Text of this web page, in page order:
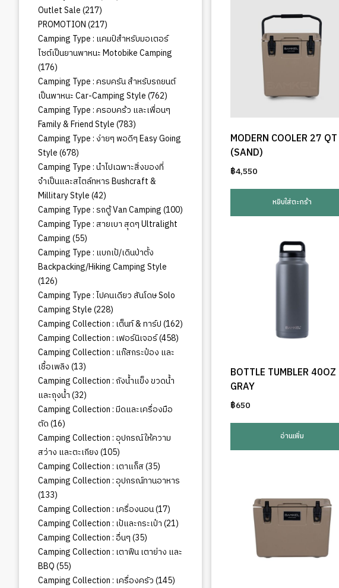
Outlet Sale 217217
สินค้า
PROMOTION 217217
สินค้า
Camping Type : แคมป์สำหรับมอเตอร์
ไซต์เป็นยานพาหนะ Motobike Camping
176176
สินค้า
Camping Type : ครบครัน สำหรับรถยนต์
เป็นพาหนะ Car-Camping Style 762762
สินค้า
Camping Type : ครอบคร้ว และเพื่อนๆ
Family & Friend Style 783783
สินค้า
Camping Type : ง่ายๆ พอดีๆ Easy Going
Style 678678
สินค้า
Camping Type : นำไปเฉพาะสิ่งของที่
จำเป็นและสไตล์ทหาร Bushcraft &
Millitary Style 4242
สินค้า
Camping Type : รถตู้ Van Camping 100100
Camping Type : สายเบา สุดๆ Ultralight
Camping 5555
สินค้า
Camping Type : แบกเป้/เดินป่าตั้ง
Backpacking/Hiking Camping Style
126126
สินค้า
Camping Type : ไปคนเดียว สันโดษ Solo
Camping Style 228228
สินค้า
Camping Collection : เต็นท์ & ทาร์ป 162162
Camping Collection : เฟอร์นิเจอร์ 458458
Camping Collection : แก๊สกระป๋อง และ
เชื้อเพลิง 1313
สินค้า
Camping Collection : ถังน้ำแข็ง ขวดน้ำ
และถุงน้ำ 3232
สินค้า
Camping Collection : มีดและเครื่องมือ
ตัด 1616
สินค้า
Camping Collection : อุปกรณ์ให้ความ
สว่าง และตะเกียง 105105
สินค้า
Camping Collection : เตาแก็ส 3535
สินค้า
Camping Collection : อุปกรณ์ทานอาหาร
133133
สินค้า
Camping Collection : เครื่องนอน 1717
สินค้า
Camping Collection : เป้และกระเป๋า 2121
Camping Collection : อื่นๆ 3535
สินค้า
Camping Collection : เตาฟืน เตาย่าง และ
BBQ 5555
สินค้า
Camping Collection : เครื่องครัว 145145
MODERN COOLER 27 QT
(SAND)
฿4,550
หยิบใส่ตะกร้า
BOTTLE TUMBLER 40OZ
GRAY
฿650
อ่านเพิ่ม